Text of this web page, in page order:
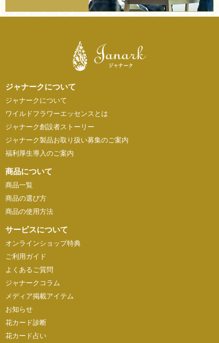
ジャナークについて
ジャナークについて
ワイルドフラワーエッセンスとは
ジャナーク創設者ストーリー
ジャナーク製品お取り扱い募集のご案内
福利厚生導入のご案内
商品について
商品一覧
商品の選び方
商品の使用方法
サービスについて
オンラインショップ特典
ご利用ガイド
よくあるご質問
ジャナークコラム
メディア掲載アイテム
お知らせ
花カード診断
花カード占い